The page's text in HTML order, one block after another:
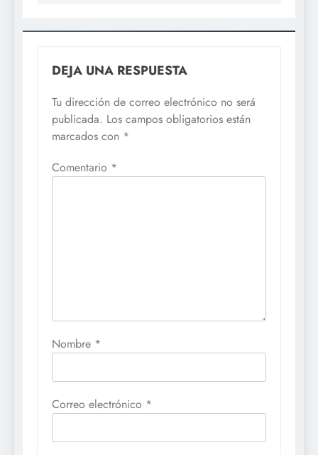
DEJA UNA RESPUESTA
Tu dirección de correo electrónico no será
publicada. Los campos obligatorios están
marcados con *
Comentario *
Nombre *
Correo electrónico *